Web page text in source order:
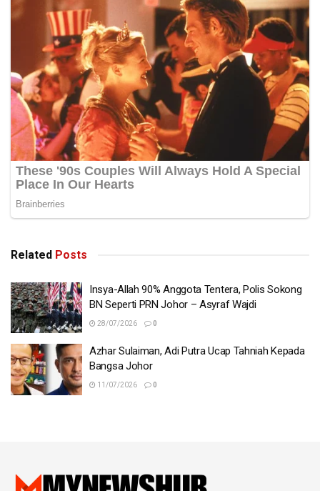
Related Posts
Insya-Allah 90% Anggota Tentera, Polis Sokong
BN Seperti PRN Johor – Asyraf Wajdi
28/07/2026 0
Azhar Sulaiman, Adi Putra Ucap Tahniah Kepada
Bangsa Johor
11/07/2026 0